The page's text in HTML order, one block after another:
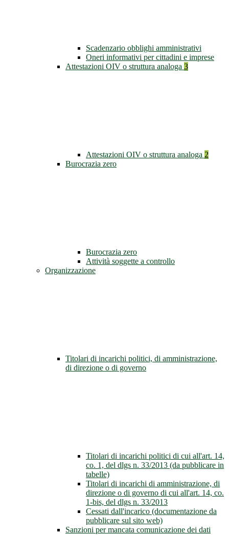
Scadenzario obblighi amministrativi
Oneri informativi per cittadini e imprese
Attestazioni OIV o struttura analoga 3
Attestazioni OIV o struttura analoga 2
Burocrazia zero
Burocrazia zero
Attività soggette a controllo
Organizzazione
Titolari di incarichi politici, di amministrazione,
di direzione o di governo
Titolari di incarichi politici di cui all'art. 14,
co. 1, del dlgs n. 33/2013 (da pubblicare in
tabelle)
Titolari di incarichi di amministrazione, di
direzione o di governo di cui all'art. 14, co.
1-bis, del dlgs n. 33/2013
Cessati dall'incarico (documentazione da
pubblicare sul sito web)
Sanzioni per mancata comunicazione dei dati